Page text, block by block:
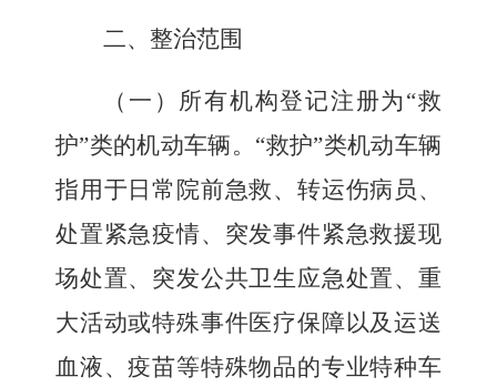
二、整治范围
（一）所有机构登记注册为 “救
护”类的机动车辆。 “救护”类机动车辆
指用于日常院前急救、转运伤病员、
处置紧急疫情、突发事件紧急救援现
场处置、突发公共卫生应急处置、重
大活动或特殊事件医疗保障以及运送
血液、疫苗等特殊物品的专业特种车